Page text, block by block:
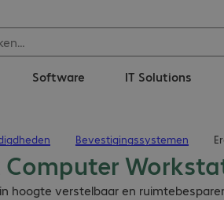
Software IT Solutions
Bevestigingssystemen
Computer
hoogte verstelbaar en